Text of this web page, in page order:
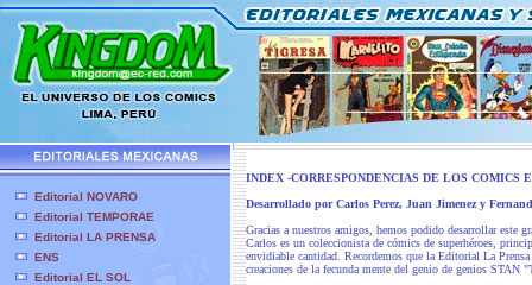
Editorial NOVARO
Editorial TEMPORAE
Editorial LA PRENSA
ENS
Editorial EL SOL
INDEX -CORRESPONDENCIAS DE LOS COMICS
Desarrollado por Carlos Perez, Juan Jimenez y
Gracias a nuestros amigos, hemos podido desarrollar este
Carlos es un coleccionista de cómics de superhéroes,
envidiable cantidad. Recordemos que la Editorial La
creaciones de la fecunda mente del genio de genios STAN